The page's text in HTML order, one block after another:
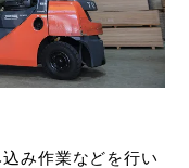
み作業などを行い